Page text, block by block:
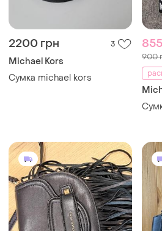
2200 грн 3
Michael Kors
Сумка michael kors
900